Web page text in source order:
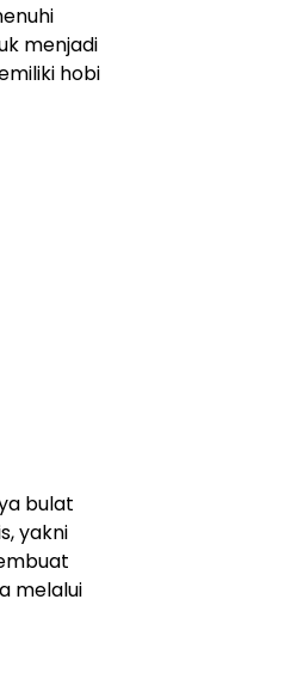
menjadi
hobi
bulat
yakni
melalui